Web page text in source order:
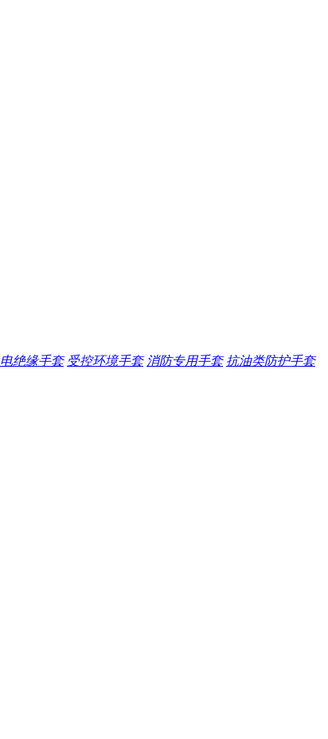
电绝缘手套 受控环境手套 消防专用手套 抗油类防护手套